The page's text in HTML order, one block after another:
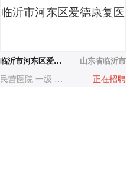
临沂市河东区爱德康复医
临沂市河东区爱德康复医疗中心 山东省临沂市
民营医院 一级 50-200人 正在招聘